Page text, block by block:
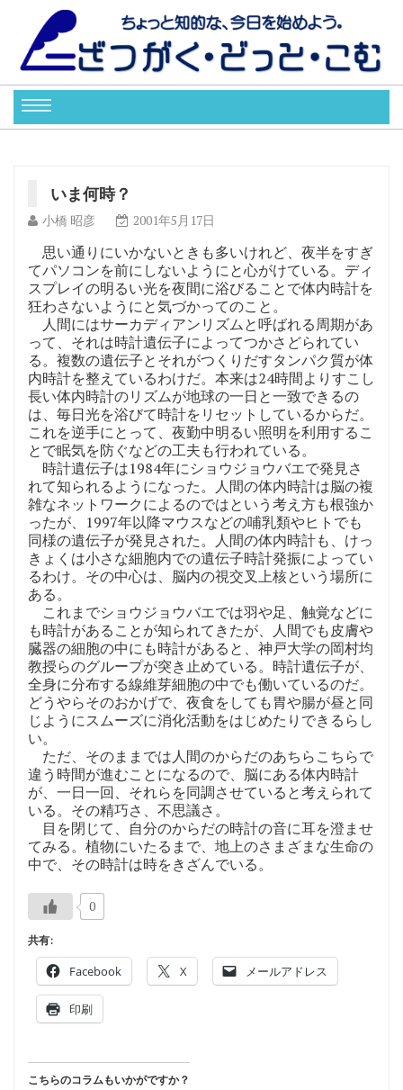
いま何時？
小橋 昭彦 2001年5月17日
思い通りにいかないときも多いけれど、夜半をすぎ
てパソコンを前にしないようにと心がけている。ディ
スプレイの明るい光を夜間に浴びることで体内時計を
狂わさないようにと気づかってのこと。
人間にはサーカディアンリズムと呼ばれる周期があ
って、それは時計遺伝子によってつかさどられてい
る。複数の遺伝子とそれがつくりだすタンパク質が体
内時計を整えているわけだ。本来は24時間よりすこし
長い体内時計のリズムが地球の一日と一致できるの
は、毎日光を浴びて時計をリセットしているからだ。
これを逆手にとって、夜勤中明るい照明を利用するこ
とで眠気を防ぐなどの工夫も行われている。
時計遺伝子は1984年にショウジョウバエで発見さ
れて知られるようになった。人間の体内時計は脳の複
雑なネットワークによるのではという考え方も根強か
ったが、1997年以降マウスなどの哺乳類やヒトでも
同様の遺伝子が発見された。人間の体内時計も、けっ
きょくは小さな細胞内での遺伝子時計発振によってい
るわけ。その中心は、脳内の視交叉上核という場所に
ある。
これまでショウジョウバエでは羽や足、触覚などに
も時計があることが知られてきたが、人間でも皮膚や
臓器の細胞の中にも時計があると、神戸大学の岡村均
教授らのグループが突き止めている。時計遺伝子が、
全身に分布する線維芽細胞の中でも働いているのだ。
どうやらそのおかげで、夜食をしても胃や腸が昼と同
じようにスムーズに消化活動をはじめたりできるらし
い。
ただ、そのままでは人間のからだのあちらこちらで
違う時間が進むことになるので、脳にある体内時計
が、一日一回、それらを同調させていると考えられて
いる。その精巧さ、不思議さ。
目を閉じて、自分のからだの時計の音に耳を澄ませ
てみる。植物にいたるまで、地上のさまざまな生命の
中で、その時計は時をきざんでいる。
0
共有:
Facebook X メールアドレス
印刷
こちらのコラムもいかがですか？